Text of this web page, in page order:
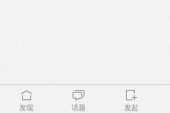
发现 话题 发起